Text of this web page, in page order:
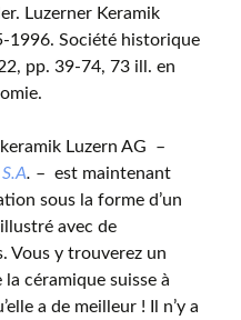
Luzerner Keramik
1996. Société historique
pp. 39-74, 73 ill. en
Luzern AG –
. – est maintenant
sous la forme d’un
avec de
Vous y trouverez un
céramique suisse à
a de meilleur ! Il n’y a